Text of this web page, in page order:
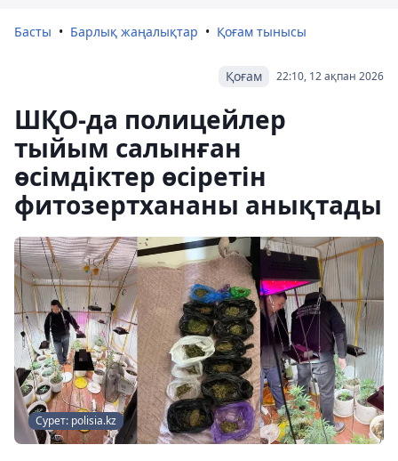
Басты Барлық жаңалықтар Қоғам тынысы
22:10, 12 ақпан 2026
Қоғам
ШҚО-да полицейлер
тыйым салынған
өсімдіктер өсіретін
фитозертхананы анықтады
Сурет: polisia.kz